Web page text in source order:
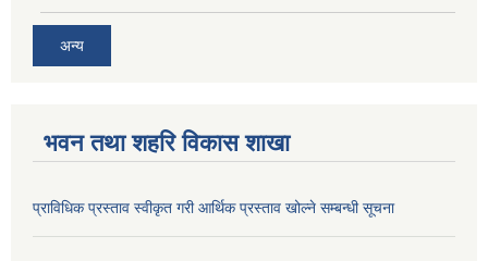
अन्य
भवन तथा शहरि विकास शाखा
प्राविधिक प्रस्ताव स्वीकृत गरी आर्थिक प्रस्ताव खोल्ने सम्बन्धी सूचना